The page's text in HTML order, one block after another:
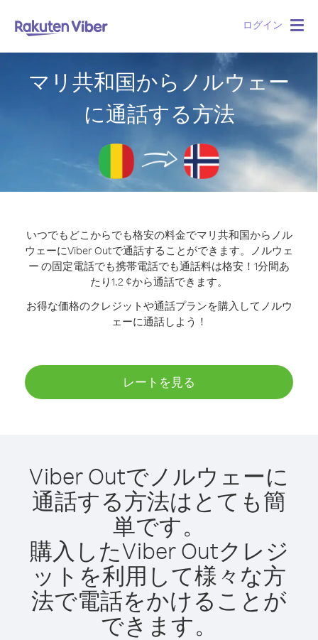
ログイン
マリ共和国からノルウェー
に通話する方法
いつでもどこからでも格安の料金でマリ共和国からノル
ウェーにViber Outで通話することができます。
ノルウェ
ー の固定電話でも携帯電話でも通話料は格安！1分間あ
たり1.2 ¢から通話できます。
お得な価格のクレジットや通話プランを購入してノルウ
ェーに通話しよう！
レートを見る
Viber Outでノルウェーに
通話する方法はとても簡
単です。
購入したViber Outクレジ
ットを利用して様々な方
法で電話をかけることが
できます。